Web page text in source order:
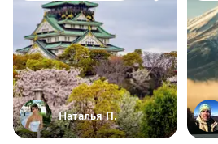
Наталья П.